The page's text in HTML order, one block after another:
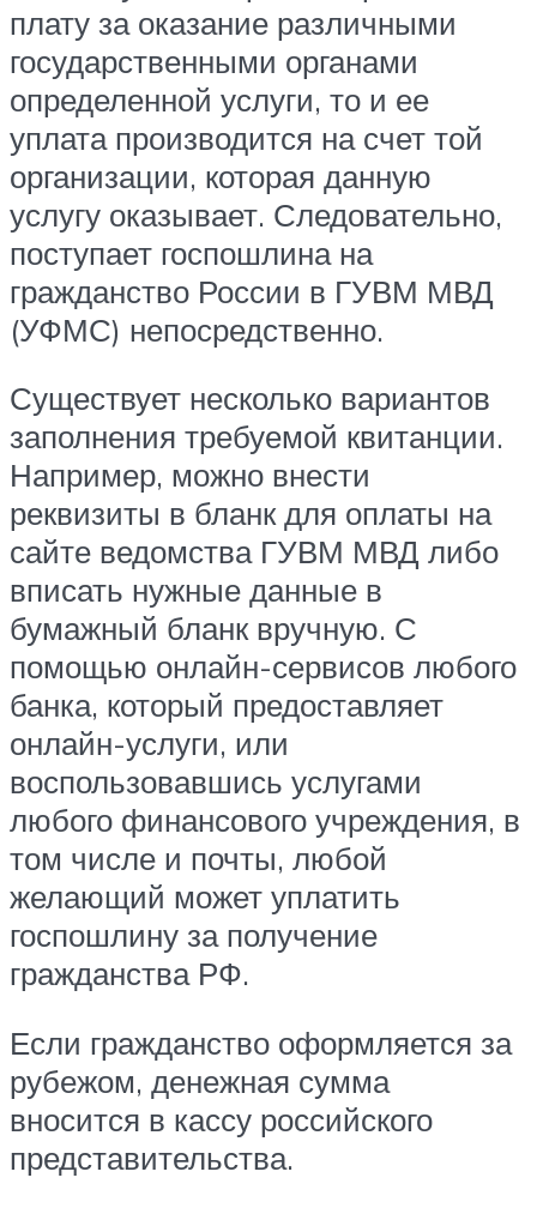
плату за оказание различными
государственными органами
определенной услуги, то и ее
уплата производится на счет той
организации, которая данную
услугу оказывает. Следовательно,
поступает госпошлина на
гражданство России в ГУВМ МВД
(УФМС) непосредственно.
Существует несколько вариантов
заполнения требуемой квитанции.
Например, можно внести
реквизиты в бланк для оплаты на
сайте ведомства ГУВМ МВД либо
вписать нужные данные в
бумажный бланк вручную. С
помощью онлайн-сервисов любого
банка, который предоставляет
онлайн-услуги, или
воспользовавшись услугами
любого финансового учреждения, в
том числе и почты, любой
желающий может уплатить
госпошлину за получение
гражданства РФ.
Если гражданство оформляется за
рубежом, денежная сумма
вносится в кассу российского
представительства.